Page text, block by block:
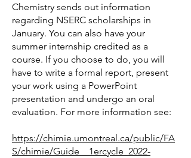
Chemistry sends out information
regarding NSERC scholarships in
January. You can also have your
summer internship credited as a
course. If you choose to do, you will
have to write a formal report, present
your work using a PowerPoint
presentation and undergo an oral
evaluation. For more information see:
https://chimie.umontreal.ca/public/FA
S/chimie/Guide__1ercycle_2022-